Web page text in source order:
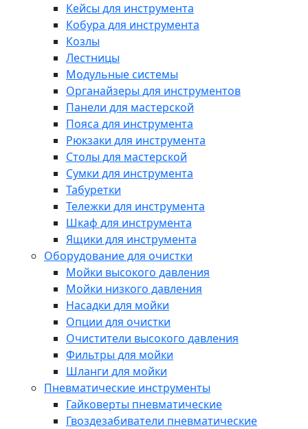
Кейсы для инструмента
Кобура для инструмента
Козлы
Лестницы
Модульные системы
Органайзеры для инструментов
Панели для мастерской
Пояса для инструмента
Рюкзаки для инструмента
Столы для мастерской
Сумки для инструмента
Табуретки
Тележки для инструмента
Шкаф для инструмента
Ящики для инструмента
Оборудование для очистки
Мойки высокого давления
Мойки низкого давления
Насадки для мойки
Опции для очистки
Очистители высокого давления
Фильтры для мойки
Шланги для мойки
Пневматические инструменты
Гайковерты пневматические
Гвоздезабиватели пневматические